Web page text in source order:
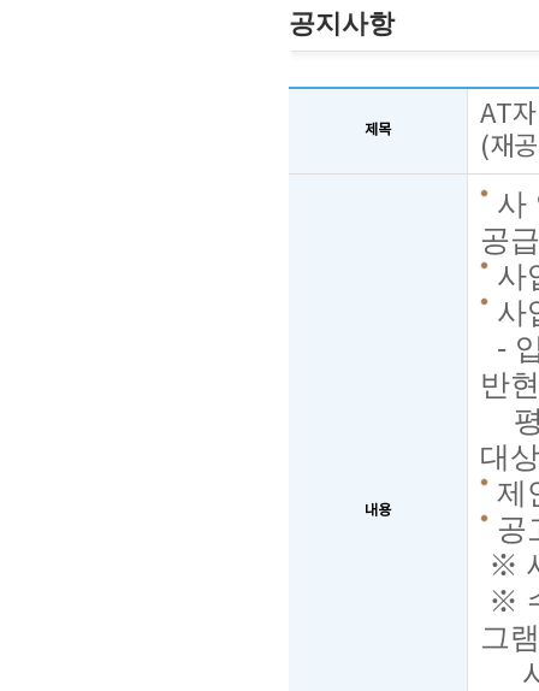
공지사항
제목
AT
(재
내용
사
공급
사
사
-
반
대
제
공
※
※
그
사